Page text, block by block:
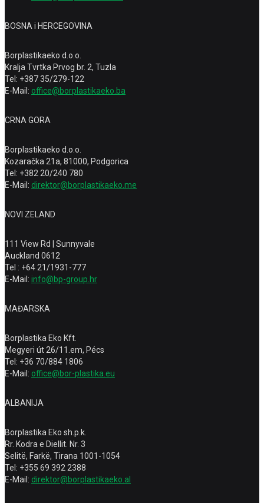
BOSNA i HERCEGOVINA
Borplastikaeko d.o.o.
Kralja Tvrtka Prvog br. 2, Tuzla
Tel: +387 35/279-122
E-Mail: office@borplastikaeko.ba
CRNA GORA
Borplastikaeko d.o.o.
Kozaračka 21a, 81000, Podgorica
Tel: +382 20/240 780
E-Mail: direktor@borplastikaeko.me
NOVI ZELAND
111 View Rd | Sunnyvale
Auckland 0612
Tel : +64 21/1931-777
E-Mail: info@bp-group.hr
MAĐARSKA
Borplastika Eko Kft.
Megyeri út 26/11.em, Pécs
Tel: +36 70/884 1806
E-Mail: office@bor-plastika.eu
ALBANIJA
Borplastika Eko sh.p.k.
Rr. Kodra e Diellit. Nr. 3
Selitë, Farkë, Tirana 1001-1054
Tel: +355 69 392 2388
E-Mail: direktor@borplastikaeko.al